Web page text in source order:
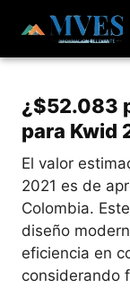
¿$52.083
para Kwid
El valor
2021 es de
Colombia.
diseño
eficiencia en
considerando